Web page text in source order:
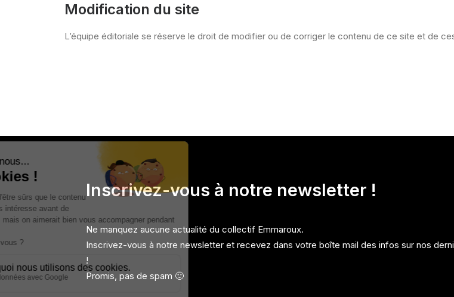
Modification du site
L’équipe éditoriale se réserve le droit de modifier ou de corriger le contenu de ce site et de
Inscrivez-vous à notre newsletter !
Ne manquez aucune actualité du collectif Emmaroux.
Inscrivez-vous à notre newsletter et recevez dans votre boîte mail des infos sur nos
!
Promis, pas de spam 🙂